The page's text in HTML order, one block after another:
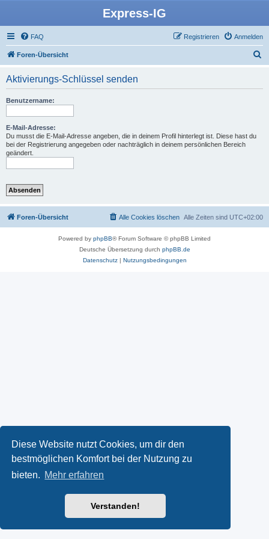
Diese Website nutzt Cookies, um dir den
bestmöglichen Komfort bei der Nutzung zu
bieten. Mehr erfahren
Verstanden!
Express-IG
FAQ Anmelden
Registrieren
Foren-Übersicht
Aktivierungs-Schlüssel senden
Benutzername:
E-Mail-Adresse:
Du musst die E-Mail-Adresse angeben, die in deinem Profil hinterlegt ist. Diese hast du
bei der Registrierung angegeben oder nachträglich in deinem persönlichen Bereich
geändert.
Foren-Übersicht Alle Zeiten sind UTC+02:00
Alle Cookies löschen
Powered by phpBB® Forum Software © phpBB Limited
Deutsche Übersetzung durch phpBB.de
Datenschutz| Nutzungsbedingungen